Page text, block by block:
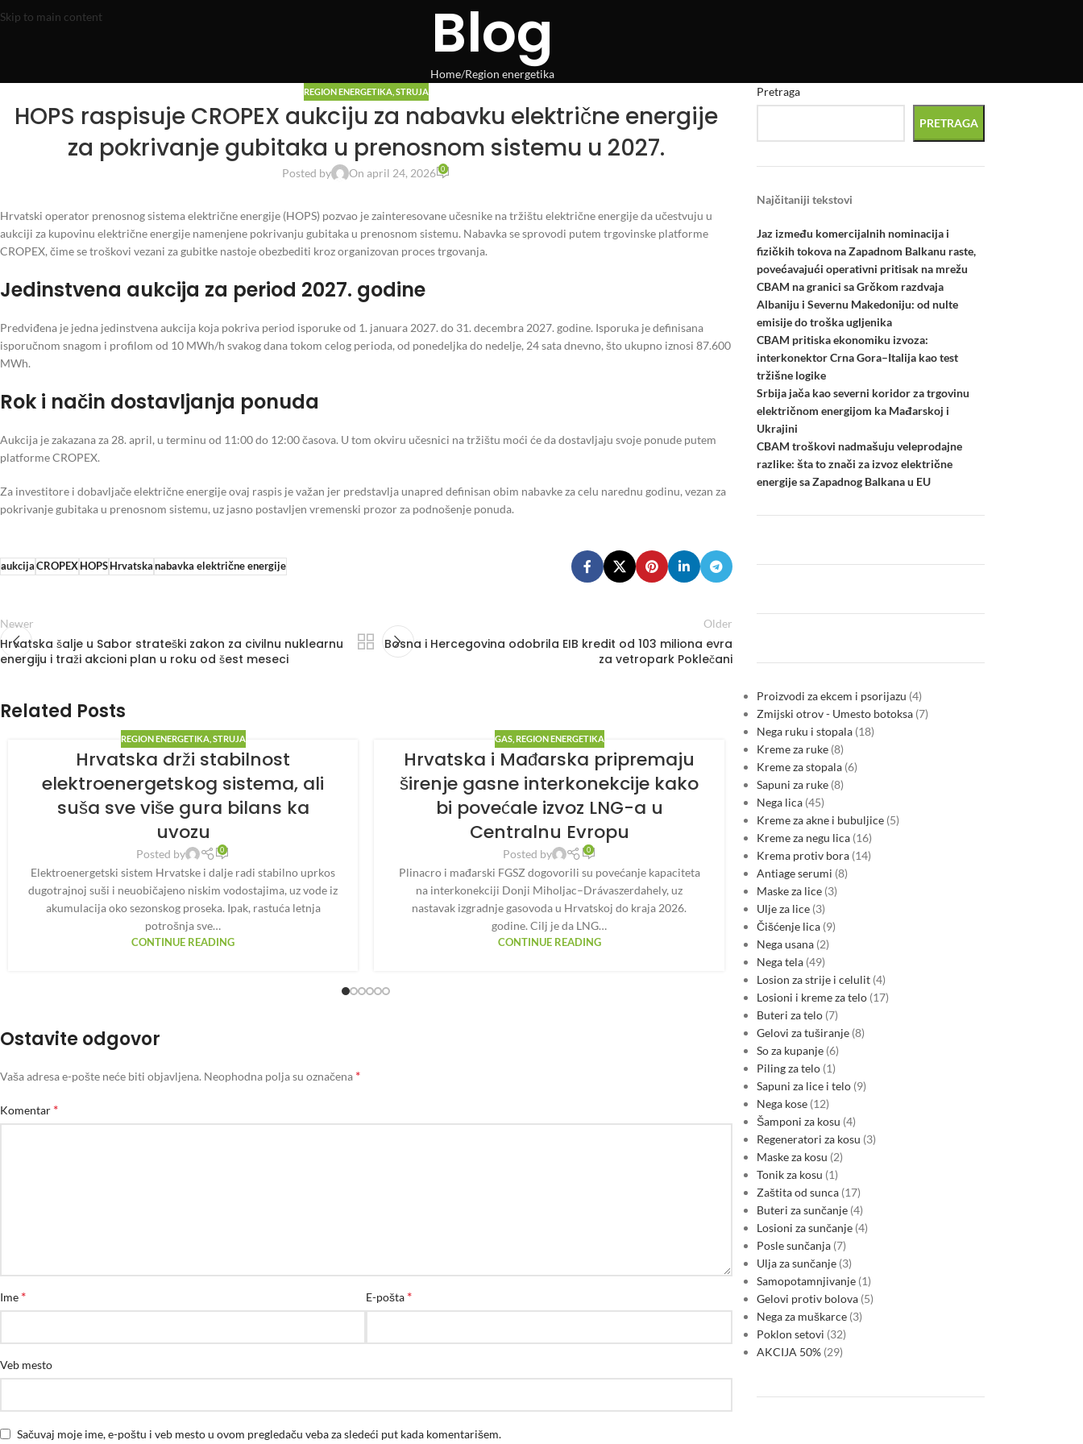
Skip to main content Blog
Home Region energetika
REGION ENERGETIKA, STRUJA
HOPS raspisuje CROPEX aukciju za nabavku električne energije
za pokrivanje gubitaka u prenosnom sistemu u 2027.
Posted by On april 24, 2026 0
Hrvatski operator prenosnog sistema električne energije (HOPS) pozvao je zainteresovane učesnike na tržištu električne energije da učestvuju u
aukciji za kupovinu električne energije namenjene pokrivanju gubitaka u prenosnom sistemu. Nabavka se sprovodi putem trgovinske platforme
CROPEX, čime se troškovi vezani za gubitke nastoje obezbediti kroz organizovan proces trgovanja.
Jedinstvena aukcija za period 2027. godine
Predviđena je jedna jedinstvena aukcija koja pokriva period isporuke od 1. januara 2027. do 31. decembra 2027. godine. Isporuka je definisana
isporučnom snagom i profilom od 10 MWh/h svakog dana tokom celog perioda, od ponedeljka do nedelje, 24 sata dnevno, što ukupno iznosi 87.600
MWh.
Rok i način dostavljanja ponuda
Aukcija je zakazana za 28. april, u terminu od 11:00 do 12:00 časova. U tom okviru učesnici na tržištu moći će da dostavljaju svoje ponude putem
platforme CROPEX.
Za investitore i dobavljače električne energije ovaj raspis je važan jer predstavlja unapred definisan obim nabavke za celu narednu godinu, vezan za
pokrivanje gubitaka u prenosnom sistemu, uz jasno postavljen vremenski prozor za podnošenje ponuda.
aukcija CROPEXHOPSHrvatska nabavka električne energije
Newer
Hrvatska šalje u Sabor strateški zakon za civilnu nuklearnu
energiju i traži akcioni plan u roku od šest meseci
Older
Bosna i Hercegovina odobrila EIB kredit od 103 miliona evra
za vetropark Poklečani
Related Posts
REGION ENERGETIKA, STRUJA
Hrvatska drži stabilnost
elektroenergetskog sistema, ali
suša sve više gura bilans ka
uvozu
Posted by 0
Elektroenergetski sistem Hrvatske i dalje radi stabilno uprkos
dugotrajnoj suši i neuobičajeno niskim vodostajima, uz vode iz
akumulacija oko sezonskog proseka. Ipak, rastuća letnja
potrošnja sve…
CONTINUE READING
GAS, REGION ENERGETIKA
Hrvatska i Mađarska pripremaju
širenje gasne interkonekcije kako
bi povećale izvoz LNG-a u
Centralnu Evropu
Posted by 0
Plinacro i mađarski FGSZ dogovorili su povećanje kapaciteta
na interkonekciji Donji Miholjac–Drávaszerdahely, uz
nastavak izgradnje gasovoda u Hrvatskoj do kraja 2026.
godine. Cilj je da LNG…
CONTINUE READING
REGION ENERGETIKA
CBAM usklađena električna
energija postaje strateški proizvod
za srpske izvoznike i energetsku
industriju
Posted by
Nabavka električne energije postaje strateški element
pristupa tržištu Evropske unije za srpske industrijske
kompanije. Pitanje više nije samo cena električne energije ili
ukupna godišnja potrošnja, već…
Ostavite odgovor
Vaša adresa e-pošte neće biti objavljena. Neophodna polja su označena *
Komentar *
Ime * E-pošta *
Veb mesto
Sačuvaj moje ime, e-poštu i veb mesto u ovom pregledaču veba za sledeći put kada komentarišem.
Pretraga
PRETRAGA
Najčitaniji tekstovi
Jaz između komercijalnih nominacija i
fizičkih tokova na Zapadnom Balkanu raste,
povećavajući operativni pritisak na mrežu
CBAM na granici sa Grčkom razdvaja
Albaniju i Severnu Makedoniju: od nulte
emisije do troška ugljenika
CBAM pritiska ekonomiku izvoza:
interkonektor Crna Gora–Italija kao test
tržišne logike
Srbija jača kao severni koridor za trgovinu
električnom energijom ka Mađarskoj i
Ukrajini
CBAM troškovi nadmašuju veleprodajne
razlike: šta to znači za izvoz električne
energije sa Zapadnog Balkana u EU
Proizvodi za ekcem i psorijazu 4
Zmijski otrov - Umesto botoksa 7
Nega ruku i stopala 18
Kreme za ruke 8
Kreme za stopala 6
Sapuni za ruke 8
Nega lica 45
Kreme za akne i bubuljice 5
Kreme za negu lica 16
Krema protiv bora 14
Antiage serumi 8
Maske za lice 3
Ulje za lice 3
Čišćenje lica 9
Nega usana 2
Nega tela 49
Losion za strije i celulit 4
Losioni i kreme za telo 17
Buteri za telo 7
Gelovi za tuširanje 8
So za kupanje 6
Piling za telo 1
Sapuni za lice i telo 9
Nega kose 12
Šamponi za kosu 4
Regeneratori za kosu 3
Maske za kosu 2
Tonik za kosu 1
Zaštita od sunca 17
Buteri za sunčanje 4
Losioni za sunčanje 4
Posle sunčanja 7
Ulja za sunčanje 3
Samopotamnjivanje 1
Gelovi protiv bolova 5
Nega za muškarce 3
Poklon setovi 32
AKCIJA 50% 29